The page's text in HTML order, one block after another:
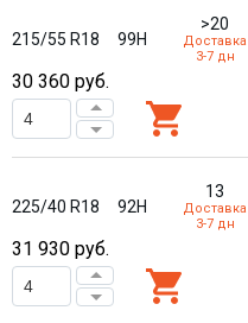
215/55 R18 99H
>20
Доставка
3-7 дн
30 360 руб.
225/40 R18 92H
13
Доставка
3-7 дн
31 930 руб.